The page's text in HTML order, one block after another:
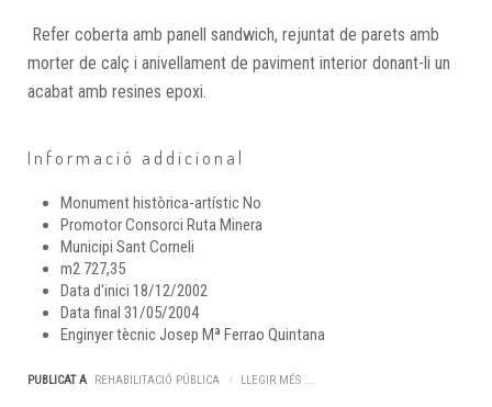
Refer coberta amb panell sandwich, rejuntat de parets amb
morter de calç i anivellament de paviment interior donant-li un
acabat amb resines epoxi.
Informació addicional
Monument històrica-artísticNo
PromotorConsorci Ruta Minera
Municipi Sant Corneli
m2 727,35
Data d'inici 18/12/2002
Data final 31/05/2004
Enginyer tècnicJosep Mª Ferrao Quintana
PUBLICAT A REHABILITACIÓ PÚBLICA LLEGIR MÉS ...